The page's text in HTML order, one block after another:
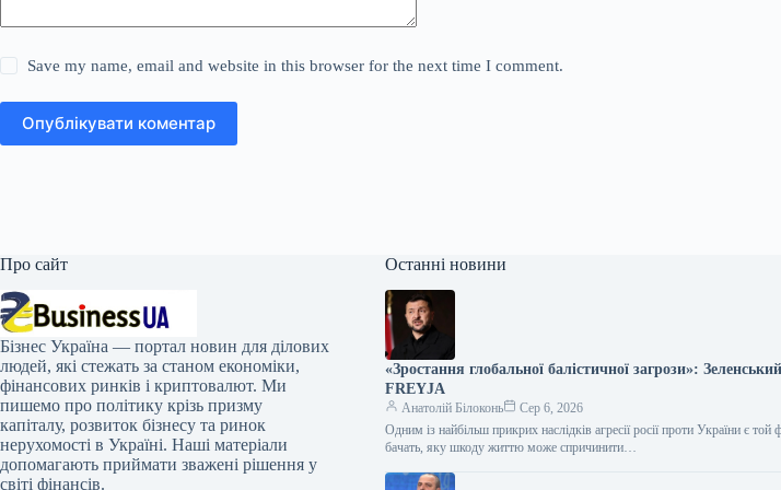
Save my name, email and website in this browser for the next time I comment.
Опублікувати коментар
Про сайт
Бізнес Україна — портал новин для ділових
людей, які стежать за станом економіки,
фінансових ринків і криптовалют. Ми
пишемо про політику крізь призму
капіталу, розвиток бізнесу та ринок
нерухомості в Україні. Наші матеріали
допомагають приймати зважені рішення у
світі фінансів.
Останні новини
«Зростання глобальної балістичної загрози»:
FREYJA
Анатолій Білоконь
Сер 6, 2026
Одним із найбільш прикрих наслідків агресії росії проти України є
бачать, яку шкоду життю може спричинити…